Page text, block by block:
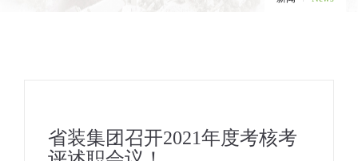
省装集团召开2021年度考核考